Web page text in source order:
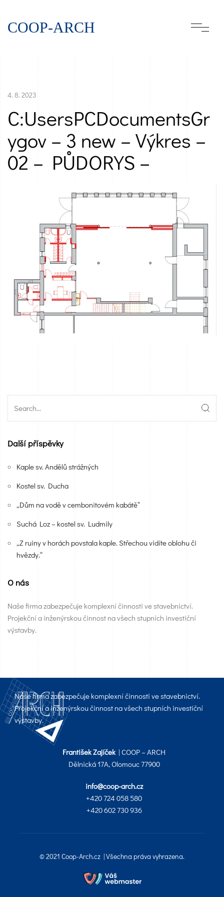
COOP-ARCH
4. 8. 2023
C:UsersPCDocumentsGr
ygov – 3 new – Výkres –
02 – PŮDORYS –
Další příspěvky
Kaple sv. Andělů strážných
Kostel sv. Ducha
„Dům na vodě v cembonitovém kabátě“
Suchá Loz – kostel sv. Ludmily
„Z ruiny v horách povstala kaple. Střechou vidíte oblohu či
hvězdy.“
O nás
Naše firma zabezpečuje komplexní činnosti ve stavebnictví.
Projekční a inženýrskou činnost na všech stupních investiční
výstavby.
Naše firma zabezpečuje komplexní činnosti ve stavebnictví.
Projekční a inženýrskou činnost na všech stupních investiční
výstavby.
František Zajíček | COOP – ARCH
Dělnická 17A, Olomouc 77900
info@coop-arch.cz
+420 724 058 580
+420 602 730 936
© 2021 Coop-Arch.cz | Všechna práva vyhrazena.